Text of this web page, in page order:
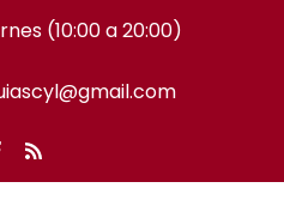
(10:00 a 20:00)